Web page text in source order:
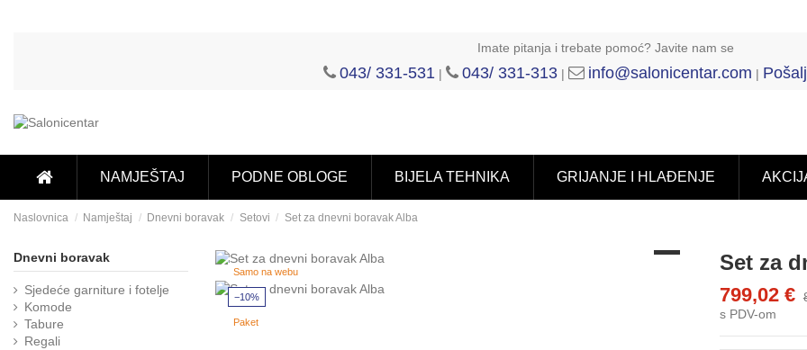
Imate pitanja i trebate pomoć? Javite nam se
043/ 331-531 | 043/ 331-313 | info@salonicentar.com |
NAMJEŠTAJ PODNE OBLOGE BIJELA TEHNIKA GRIJANJE I HLAĐENJE
Naslovnica Namještaj Dnevni boravak Setovi Set za dnevni boravak Alba
Samo na webu
−10%
Paket
Set za
799,02 €
s PDV-om
Dnevni boravak
Sjedeće garniture i fotelje
Komode
Tabure
Regali